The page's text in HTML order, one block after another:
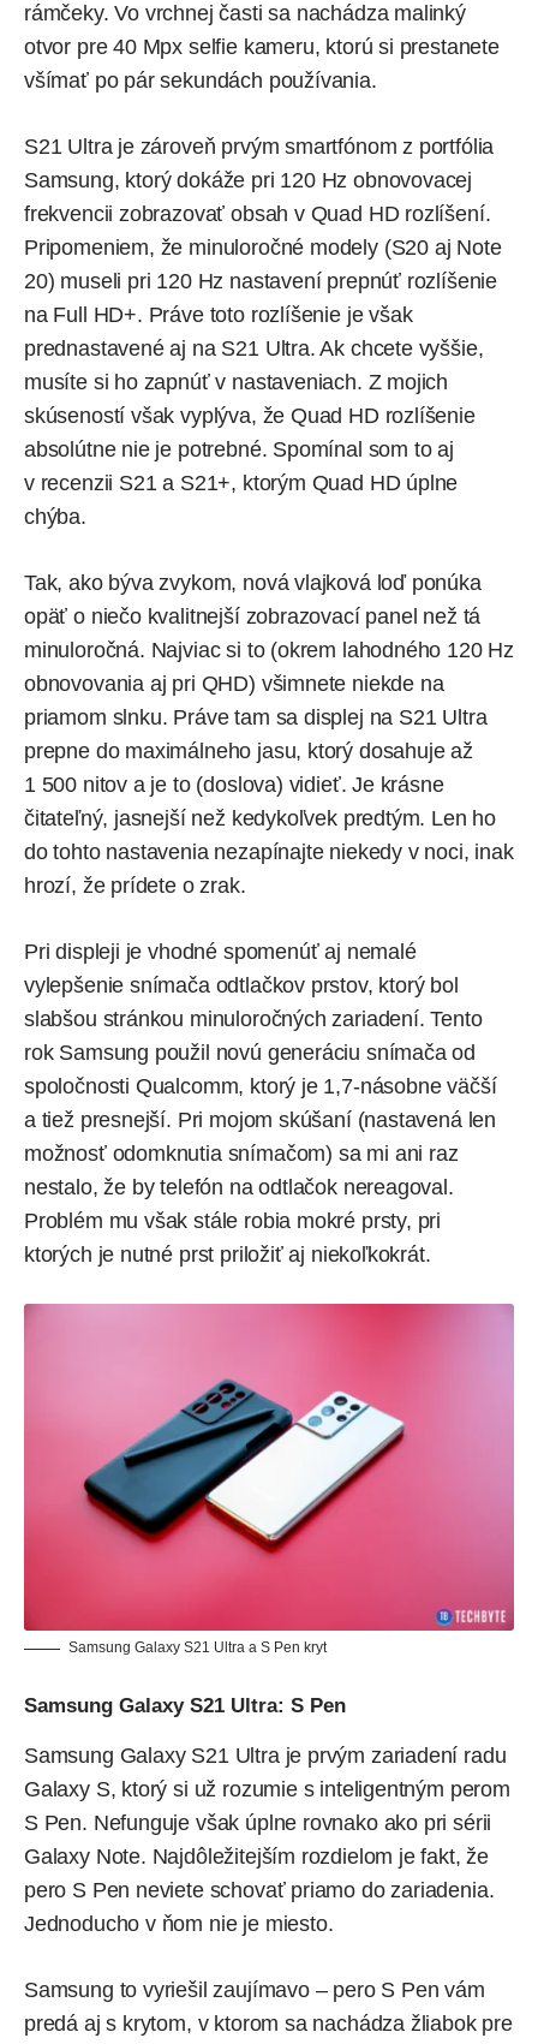
rámčeky. Vo vrchnej časti sa nachádza malinký
otvor pre 40 Mpx selfie kameru, ktorú si prestanete
všímať po pár sekundách používania.
S21 Ultra je zároveň prvým smartfónom z portfólia
Samsung, ktorý dokáže pri 120 Hz obnovovacej
frekvencii zobrazovať obsah v Quad HD rozlíšení.
Pripomeniem, že minuloročné modely (S20 aj Note
20) museli pri 120 Hz nastavení prepnúť rozlíšenie
na Full HD+. Práve toto rozlíšenie je však
prednastavené aj na S21 Ultra. Ak chcete vyššie,
musíte si ho zapnúť v nastaveniach. Z mojich
skúseností však vyplýva, že Quad HD rozlíšenie
absolútne nie je potrebné. Spomínal som to aj
v recenzii S21 a S21+, ktorým Quad HD úplne
chýba.
Tak, ako býva zvykom, nová vlajková loď ponúka
opäť o niečo kvalitnejší zobrazovací panel než tá
minuloročná. Najviac si to (okrem lahodného 120 Hz
obnovovania aj pri QHD) všimnete niekde na
priamom slnku. Práve tam sa displej na S21 Ultra
prepne do maximálneho jasu, ktorý dosahuje až
1 500 nitov a je to (doslova) vidieť. Je krásne
čitateľný, jasnejší než kedykoľvek predtým. Len ho
do tohto nastavenia nezapínajte niekedy v noci, inak
hrozí, že prídete o zrak.
Pri displeji je vhodné spomenúť aj nemalé
vylepšenie snímača odtlačkov prstov, ktorý bol
slabšou stránkou minuloročných zariadení. Tento
rok Samsung použil novú generáciu snímača od
spoločnosti Qualcomm, ktorý je 1,7-násobne väčší
a tiež presnejší. Pri mojom skúšaní (nastavená len
možnosť odomknutia snímačom) sa mi ani raz
nestalo, že by telefón na odtlačok nereagoval.
Problém mu však stále robia mokré prsty, pri
ktorých je nutné prst priložiť aj niekoľkokrát.
Samsung Galaxy S21 Ultra a S Pen kryt
Samsung Galaxy S21 Ultra: S Pen
Samsung Galaxy S21 Ultra je prvým zariadení radu
Galaxy S, ktorý si už rozumie s inteligentným perom
S Pen. Nefunguje však úplne rovnako ako pri sérii
Galaxy Note. Najdôležitejším rozdielom je fakt, že
pero S Pen neviete schovať priamo do zariadenia.
Jednoducho v ňom nie je miesto.
Samsung to vyriešil zaujímavo – pero S Pen vám
predá aj s krytom, v ktorom sa nachádza žliabok pre